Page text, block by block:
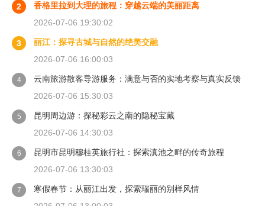
2
香格里拉到大理的旅程：穿越云端的美丽距离
2026-07-06 19:30:02
3
丽江：探寻古城与自然的绝美交融
2026-07-06 16:00:03
4
云南旅游散客导游服务：满意与否的实地考察与真实反馈
2026-07-06 15:30:03
5
昆明周边游：探秘彩云之南的隐秘宝藏
2026-07-06 14:30:03
6
昆明市昆明穆桂英旅行社：探索滇池之畔的传奇旅程
2026-07-06 13:30:03
7
寒假春节：从丽江出发，探索瑞丽的别样风情